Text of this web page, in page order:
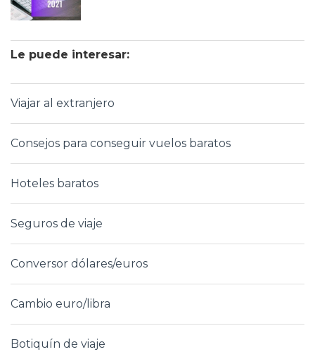
Le puede interesar:
Viajar al extranjero
Consejos para conseguir vuelos baratos
Hoteles baratos
Seguros de viaje
Conversor dólares/euros
Cambio euro/libra
Botiquín de viaje